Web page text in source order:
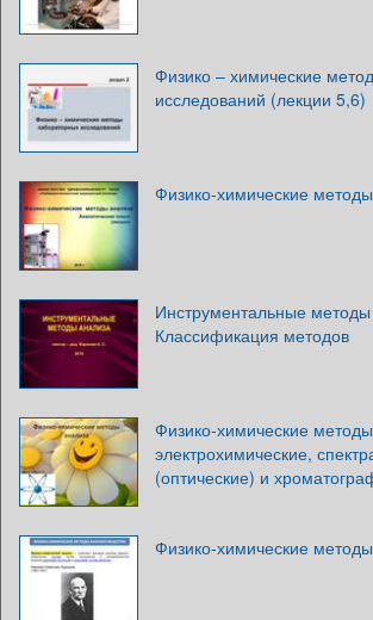
Физико – химические
исследований (лекции 5,6)
Физико-химические
Инструментальные
Классификация методов
Физико-химические
электрохимические,
(оптические) и
Физико-химические